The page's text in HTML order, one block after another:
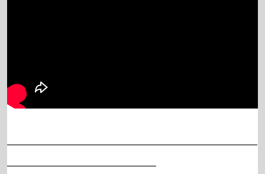
_______________________________________________
____________________________